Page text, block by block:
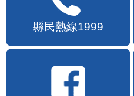
縣民熱線1999